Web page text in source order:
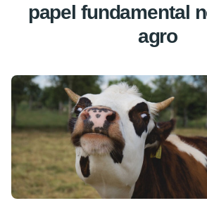
papel fundamental
agro